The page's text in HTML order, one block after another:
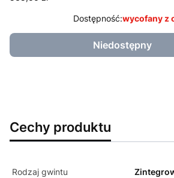
Dostępność:wycofany z
Niedostępny
Cechy produktu
Rodzaj gwintu